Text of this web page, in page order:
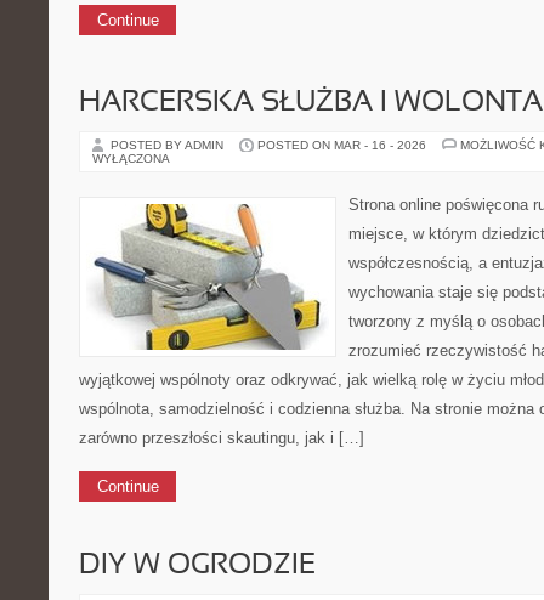
Continue
HARCERSKA SŁUŻBA I
POSTED BY ADMIN POSTED ON MAR - 16 - 2026
MOŻLIWOŚĆ
WYŁĄCZONA
Strona online poświęcona
miejsce, w którym
współczesnością, a
wychowania staje się
tworzony z myślą o
zrozumieć rzeczywistość
wyjątkowej wspólnoty oraz odkrywać, jak wielką rolę w życiu
wspólnota, samodzielność i codzienna służba. Na stronie
zarówno przeszłości skautingu, jak i […]
Continue
DIY W OGRODZIE